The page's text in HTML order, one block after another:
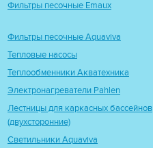
Фильтры песочные Emaux
Фильтры песочные Aquaviva
Тепловые насосы
Теплообменники Акватехника
Электронагреватели Pahlen
Лестницы для каркасных бассейнов
(двухсторонние)
Светильники Aquaviva